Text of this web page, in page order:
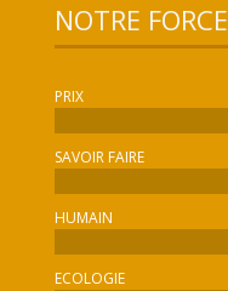
NOTRE FORCE
PRIX
SAVOIR FAIRE
HUMAIN
ECOLOGIE